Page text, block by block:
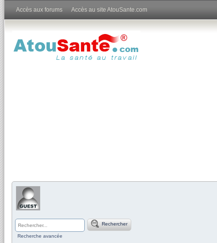
Accès aux forums Accès au site AtouSante.com
Rechercher
Recherche avancée